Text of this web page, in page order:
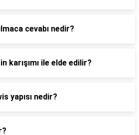
cevabı nedir?
karışımı ile elde edilir?
yapısı nedir?